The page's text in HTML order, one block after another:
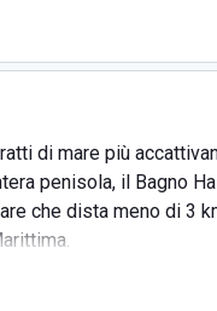
di mare più
penisola, il Bagno
che dista meno di 3
invece ambisce a